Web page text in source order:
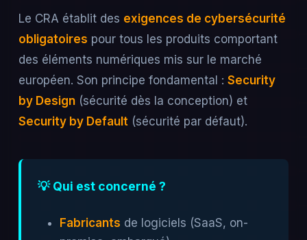
Le CRA établit des exigences de cybersécurité
obligatoires pour tous les produits comportant
des éléments numériques mis sur le marché
européen. Son principe fondamental : Security
by Design(sécurité dès la conception) et
Security by Default(sécurité par défaut).
💡 Qui est concerné ?
Fabricants de logiciels (SaaS, on-